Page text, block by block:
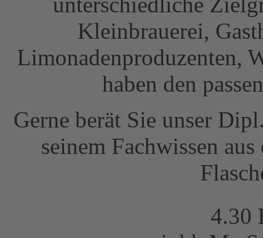
Kleinbrauerei,
Limonadenproduzenten,
haben den
Gerne berät Sie unser
seinem Fachwissen
4.30